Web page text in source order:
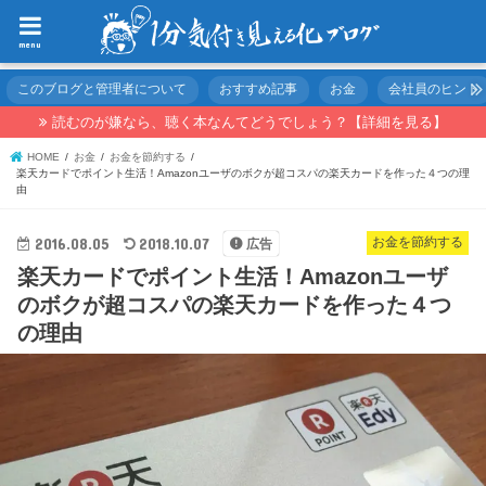
menu
このブログと管理者について おすすめ記事 お金 会社員のヒント
読むのが嫌なら、聴く本なんてどうでしょう？【詳細を見る】
HOME お金
お金を節約する
楽天カードでポイント生活！Amazonユーザのボクが超コスパの楽天カードを作った４つの理
由
お金を節約する
2016.08.05 2018.10.07 広告
楽天カードでポイント生活！Amazonユーザ
のボクが超コスパの楽天カードを作った４つ
の理由